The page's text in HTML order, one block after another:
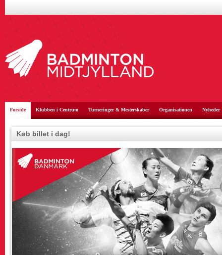
Forside Klubben i Centrum Turneringer & Mesterskaber Organisationen Nyheder
Køb billet i dag!